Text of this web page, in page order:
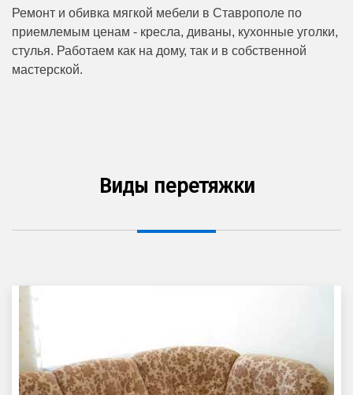
Ремонт и обивка мягкой мебели в Ставрополе по
приемлемым ценам - кресла, диваны, кухонные уголки,
стулья. Работаем как на дому, так и в собственной
мастерской.
Виды перетяжки